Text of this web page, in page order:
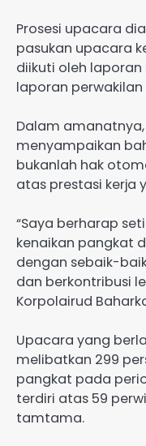
Prosesi upacara
pasukan upacara
diikuti oleh
laporan
Dalam amanatnya,
menyampaikan
bukanlah hak
atas prestasi kerja
“Saya berharap
kenaikan pangkat
dengan sebaik-
dan berkontribusi
Korpolairud
Upacara yang
melibatkan 299
pangkat pada
terdiri atas 59
tamtama.